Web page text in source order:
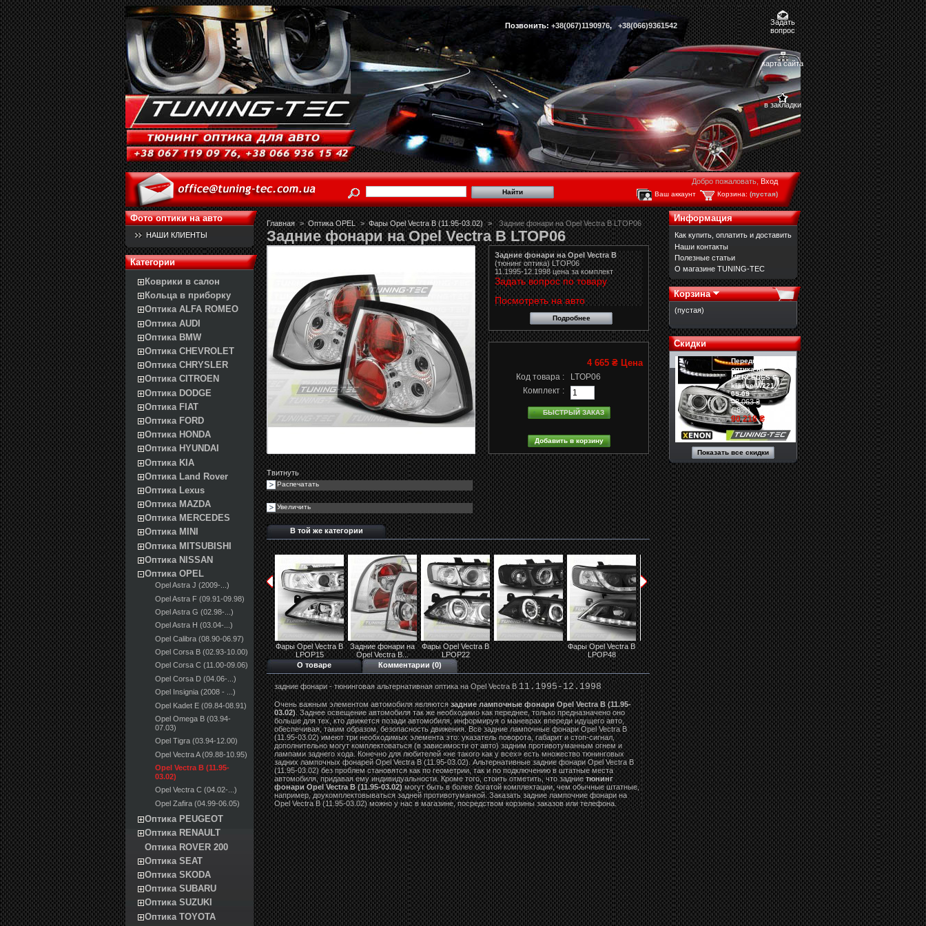
Позвонить: +38(067)1190976, +38(066)9361542
Задать
вопрос
карта сайта
в закладки
Добро пожаловать,Вход
Корзина: (пустая)
Ваш аккаунт
Фото оптики на авто
НАШИ КЛИЕНТЫ
Категории
Коврики в салон
Кольца в приборку
Оптика ALFA ROMEO
Оптика AUDI
Оптика BMW
Оптика CHEVROLET
Оптика CHRYSLER
Оптика CITROEN
Оптика DODGE
Оптика FIAT
Оптика FORD
Оптика HONDA
Оптика HYUNDAI
Оптика KIA
Оптика Land Rover
Оптика Lexus
Оптика MAZDA
Оптика MERCEDES
Оптика MINI
Оптика MITSUBISHI
Оптика NISSAN
Оптика OPEL
Opel Astra J (2009-...)
Opel Astra F (09.91-09.98)
Opel Astra G (02.98-...)
Opel Astra H (03.04-...)
Opel Calibra (08.90-06.97)
Opel Corsa B (02.93-10.00)
Opel Corsa C (11.00-09.06)
Opel Corsa D (04.06-...)
Opel Insignia (2008 - ...)
Opel Kadet E (09.84-08.91)
Opel Omega B (03.94-
07.03)
Opel Tigra (03.94-12.00)
Opel Vectra A (09.88-10.95)
Opel Vectra B (11.95-
03.02)
Opel Vectra C (04.02-...)
Opel Zafira (04.99-06.05)
Оптика PEUGEOT
Оптика RENAULT
Оптика ROVER 200
Оптика SEAT
Оптика SKODA
Оптика SUBARU
Оптика SUZUKI
Оптика TOYOTA
Главная > Оптика OPEL > Фары Opel Vectra B (11.95-03.02) > Задние фонари на Opel Vectra B LTOP06
Задние фонари на Opel Vectra B LTOP06
Твитнуть
Распечатать
Увеличить
Задние фонари на Opel Vectra B
(тюнинг оптика) LTOP06
11.1995-12.1998 цена за комплект
Задать вопрос по товару
Посмотреть на авто
Подробнее
4 665 ₴Цена
Код товара :
LTOP06
Комплект :
БЫСТРЫЙ ЗАКАЗ
В той же категории
Фары Opel Vectra B
LPOP15
Задние фонари на
Opel Vectra B...
Фары Opel Vectra B
LPOP22
Фары Opel Vectra B
LPOP48
Повороты OPEL
Vectra B...
Задние фонари
OPEL Vectra B...
Оптика передняя
OPEL Vectra B...
Фары Opel Vectra
О товаре Комментарии (0)
задние фонари - тюнинговая альтернативная оптика на Opel Vectra B11.1995-12.1998
Очень важным элементом автомобиля являютсязадние лампочные фонари Opel Vectra B (11.95-
03.02). Заднее освещение автомобиля так же необходимо как переднее, только предназначено оно
больше для тех, кто движется позади автомобиля, информируя о маневрах впереди идущего авто,
обеспечивая, таким образом, безопасность движения. Все задние лампочные фонари Opel Vectra B
(11.95-03.02) имеют три необходимых элемента это: указатель поворота, габарит и стоп-сигнал,
дополнительно могут комплектоваться (в зависимости от авто) задним противотуманным огнем и
лампами заднего хода. Конечно для любителей «не такого как у всех» есть множество тюнинговых
задних лампочных фонарей Opel Vectra B (11.95-03.02). Альтернативные задние фонари Opel Vectra B
(11.95-03.02) без проблем становятся как по геометрии, так и по подключению в штатные места
автомобиля, придавая ему индивидуальности. Кроме того, стоить отметить, что задниетюнинг
фонари Opel Vectra B (11.95-03.02)могут быть в более богатой комплектации, чем обычные штатные,
например, доукомплектовываться задней противотуманкой. Заказать задние лампочние фонари на
Opel Vectra B (11.95-03.02) можно у нас в магазине, посредством корзины заказов или телефона.
Информация
Как купить, оплатить и доставить
Наши контакты
Полезные статьи
О магазине TUNING-TEC
Корзина
(пустая)
Скидки
Передняя
оптика на
MERCEDES S-
klasse W221
05-09
98 063 ₴
(-8%)
90 218 ₴
Показать все скидки